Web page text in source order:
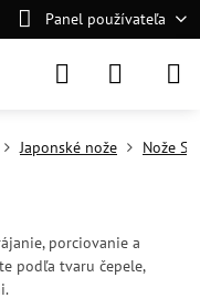
Panel používateľa
Japonské nože Nože
porciovanie a
podľa tvaru čepele,